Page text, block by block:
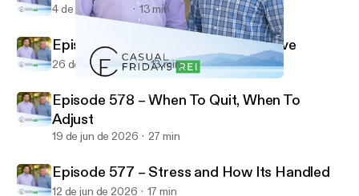
Casual Fridays REI
4 de jul de 2026 13 min
Episode 579 – Do The Parts You Love
26 de jun de 2026 13 min
Episode 578 – When To Quit, When To
Adjust
19 de jun de 2026 27 min
Episode 577 – Stress and How Its Handled
12 de jun de 2026 17 min